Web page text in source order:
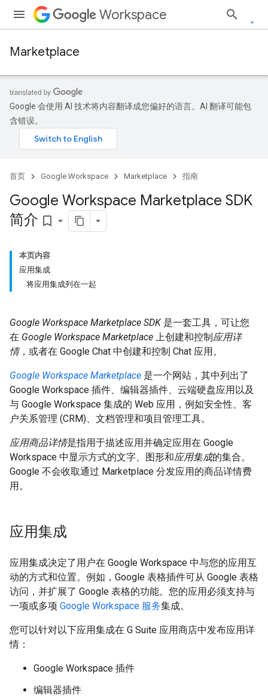
Workspace
Marketplace
Google 会使用 AI 技术将内容翻译成您偏好的语言。AI 翻译可能包
含错误。
首页 Google Workspace Marketplace 指南
Google Workspace Marketplace SDK
简介 bookmark_border
本页内容
应用集成
将应用集成列在一起
Google Workspace Marketplace SDK是一套工具，可让您
在 Google Workspace Marketplace 上创建和控制应用详
情，或者在 Google Chat 中创建和控制 Chat 应用。
Google Workspace Marketplace 是一个网站，其中列出了
Google Workspace 插件、编辑器插件、云端硬盘应用以及
与 Google Workspace 集成的 Web 应用，例如安全性、客
户关系管理 (CRM)、文档管理和项目管理工具。
应用商品详情是指用于描述应用并确定应用在 Google
Workspace 中显示方式的文字、图形和应用集成的集合。
Google 不会收取通过 Marketplace 分发应用的商品详情费
用。
应用集成
应用集成决定了用户在 Google Workspace 中与您的应用互
动的方式和位置。例如，Google 表格插件可从 Google 表格
访问，并扩展了 Google 表格的功能。您的应用必须支持与
一项或多项 Google Workspace 服务集成。
您可以针对以下应用集成在 G Suite 应用商店中发布应用详
情：
Google Workspace 插件
编辑器插件